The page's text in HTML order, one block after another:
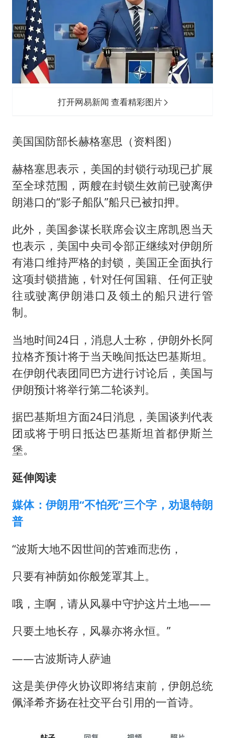
打开网易新闻 查看精彩图片
美国国防部长赫格塞思（资料图）
赫格塞思表示，美国的封锁行动现已扩展
至全球范围，两艘在封锁生效前已驶离伊
朗港口的“影子船队”船只已被扣押。
此外，美国参谋长联席会议主席凯恩当天
也表示，美国中央司令部正继续对伊朗所
有港口维持严格的封锁，美国正全面执行
这项封锁措施，针对任何国籍、任何正驶
往或驶离伊朗港口及领土的船只进行管
制。
当地时间24日，消息人士称，伊朗外长阿
拉格齐预计将于当天晚间抵达巴基斯坦。
在伊朗代表团同巴方进行讨论后，美国与
伊朗预计将举行第二轮谈判。
据巴基斯坦方面24日消息，美国谈判代表
团或将于明日抵达巴基斯坦首都伊斯兰
堡。
延伸阅读
媒体：伊朗用“不怕死”三个字，劝退特朗
普
“波斯大地不因世间的苦难而悲伤，
只要有神荫如你般笼罩其上。
哦，主啊，请从风暴中守护这片土地——
只要土地长存，风暴亦将永恒。”
——古波斯诗人萨迪
这是美伊停火协议即将结束前，伊朗总统
佩泽希齐扬在社交平台引用的一首诗。